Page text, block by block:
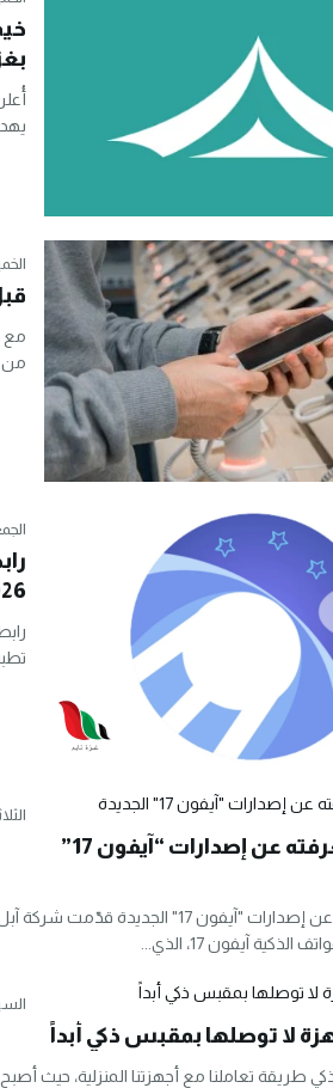
الخميس,
مع
من
الجمعة, 9
الثلاثاء, 7
كل ما تحتاج معرفته عن إصدارات “آيفون 17”
كل ما تحتاج معرفته عن إصدارات "آيفون 17" الجديدة قدّمت شركة
آيفون 17، الذي...
السبت,
طريقة تعاملنا مع أجهزتنا المنزلية، حيث أصبح